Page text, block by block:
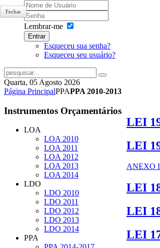
Lembrar-me
Entrar
Esqueceu sua senha?
Esqueceu seu usuário?
Quarta, 05 Agosto 2026
Página PrincipalPPAPPA 2010-2013
LEI
LEI
ANEXO
LEI
LEI
LEI
Instrumentos Orçamentários
LOA
LOA 2010
LOA 2011
LOA 2012
LOA 2013
LOA 2014
LDO
LDO 2010
LDO 2011
LDO 2012
LDO 2013
LDO 2014
PPA
Fechar